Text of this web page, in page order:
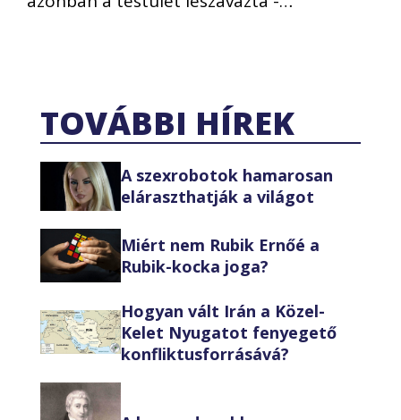
TOVÁBBI HÍREK
A szexrobotok hamarosan
eláraszthatják a világot
Miért nem Rubik Ernőé a
Rubik-kocka joga?
Hogyan vált Irán a Közel-
Kelet Nyugatot fenyegető
konfliktusforrásává?